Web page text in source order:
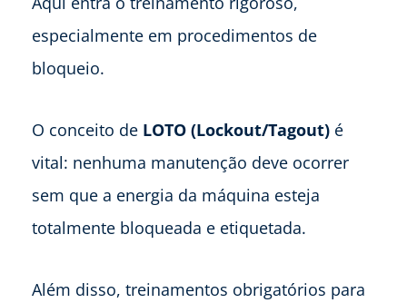
especialmente em procedimentos de
bloqueio.
O conceito de LOTO (Lockout/Tagout) é
vital: nenhuma manutenção deve ocorrer
sem que a energia da máquina esteja
totalmente bloqueada e etiquetada.
Além disso, treinamentos obrigatórios para